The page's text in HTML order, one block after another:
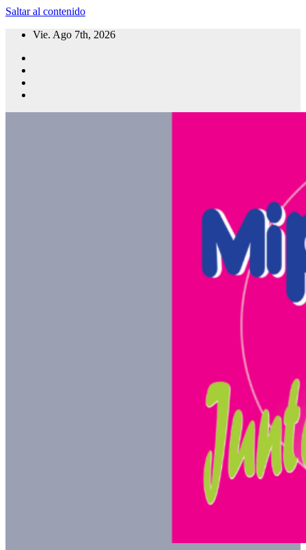
Saltar al contenido
Vie. Ago 7th, 2026